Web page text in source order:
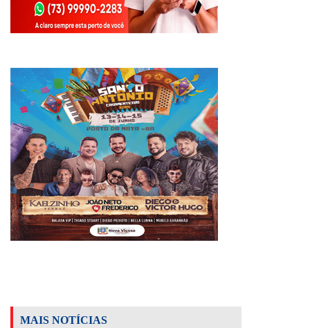
MAIS NOTÍCIAS